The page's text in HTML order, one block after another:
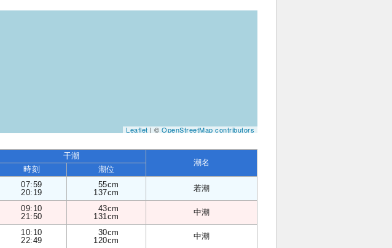
Leaflet| ©OpenStreetMap contributors
干潮
潮名
時刻 潮位
07:59
20:19
55cm
137cm
若潮
09:10
21:50
43cm
131cm
中潮
10:10
22:49
30cm
120cm
中潮